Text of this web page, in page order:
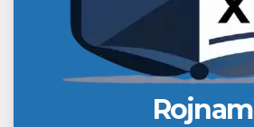
Rojnam